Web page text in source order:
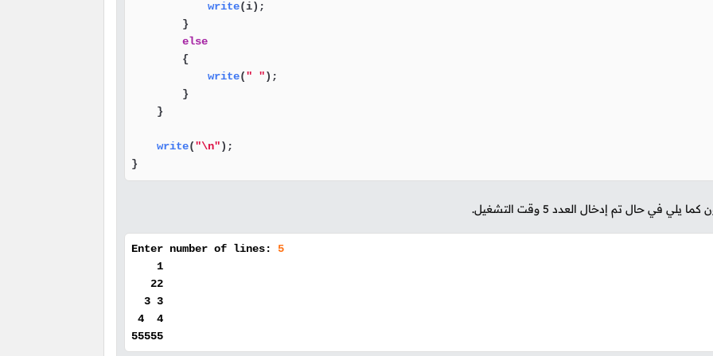
write(i);
        }
else
        {
write(" ");
        }
    }
write("\n");
}
يلي في حال تم إدخال العدد 5 وقت التشغيل.
Enter number of lines: 5
1
22
3 3
4 4
55555